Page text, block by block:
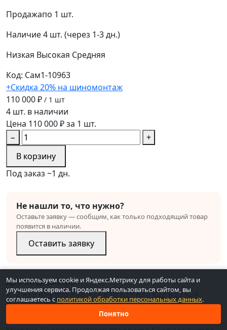
Продажапо 1 шт.
Наличие4 шт. (через 1-3 дн.)
Низкая Высокая Средняя
Код: Сам1-10963
+Скидка 20% на шиномонтаж
110 000 ₽ / 1 шт
4 шт. в наличии
Цена 110 000 ₽ за 1 шт.
−
+
В корзину
Под заказ ~1 дн.
Не нашли то, что нужно?
Оставьте заявку — сообщим, как только подходящий товар
появится в наличии.
Оставить заявку
Другие диаметры
R12R13R14 R15 R16R17R18R19R20R22R23 R24
Популярные бренды
Bridgestone Kama
Мы используем cookie и Яндекс.Метрику для работы сайта и
улучшения сервиса. Продолжая пользоваться сайтом, вы
соглашаетесь с политикой обработки персональных данных.
Понятно